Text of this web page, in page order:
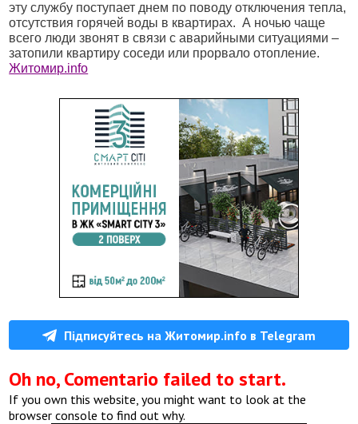
эту службу поступает днем по поводу отключения тепла,
отсутствия горячей воды в квартирах. А ночью чаще
всего люди звонят в связи с аварийными ситуациями –
затопили квартиру соседи или прорвало отопление.
Житомир.info
Підписуйтесь на Житомир.info в Telegram
Oh no, Comentario failed to start.
If you own this website, you might want to look at the
browser console to find out why.